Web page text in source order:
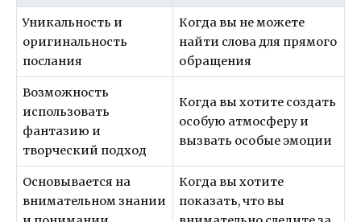
Уникальность и
оригинальность
послания
Когда вы не можете
найти слова для прямого
обращения
Возможность
использовать
фантазию и
творческий подход
Когда вы хотите создать
особую атмосферу и
вызвать особые эмоции
Основывается на
внимательном знании
Когда вы хотите
показать, что вы